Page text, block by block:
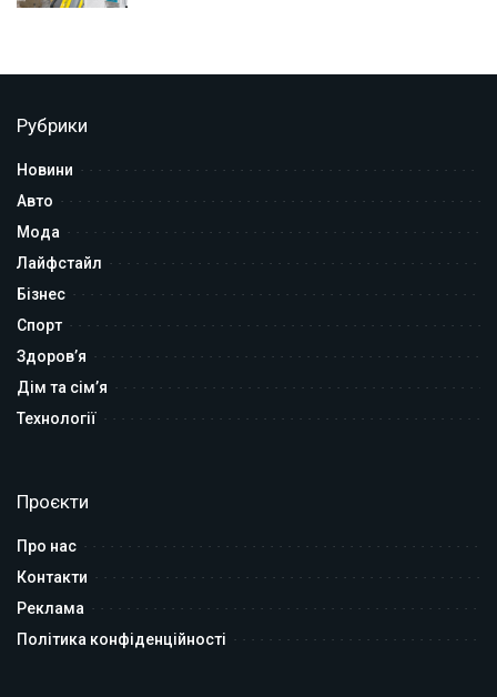
Рубрики
Новини
Авто
Мода
Лайфстайл
Бізнес
Спорт
Здоров’я
Дім та сім’я
Технології
Проєкти
Про нас
Контакти
Реклама
Політика конфіденційності